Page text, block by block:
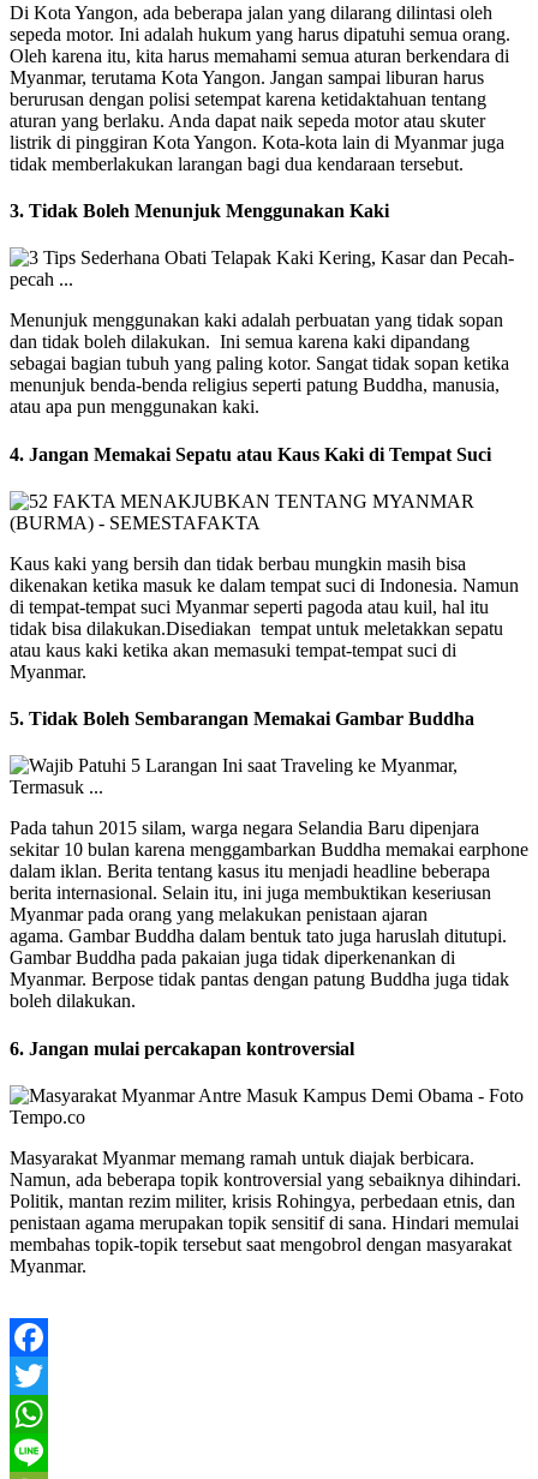
Di Kota Yangon, ada beberapa jalan yang dilarang dilintasi oleh
sepeda motor. Ini adalah hukum yang harus dipatuhi semua orang.
Oleh karena itu, kita harus memahami semua aturan berkendara di
Myanmar, terutama Kota Yangon. Jangan sampai liburan harus
berurusan dengan polisi setempat karena ketidaktahuan tentang
aturan yang berlaku. Anda dapat naik sepeda motor atau skuter
listrik di pinggiran Kota Yangon. Kota-kota lain di Myanmar juga
tidak memberlakukan larangan bagi dua kendaraan tersebut.
3. Tidak Boleh Menunjuk Menggunakan Kaki
Menunjuk menggunakan kaki adalah perbuatan yang tidak sopan
dan tidak boleh dilakukan. Ini semua karena kaki dipandang
sebagai bagian tubuh yang paling kotor. Sangat tidak sopan ketika
menunjuk benda-benda religius seperti patung Buddha, manusia,
atau apa pun menggunakan kaki.
4. Jangan Memakai Sepatu atau Kaus Kaki di Tempat Suci
Kaus kaki yang bersih dan tidak berbau mungkin masih bisa
dikenakan ketika masuk ke dalam tempat suci di Indonesia. Namun
di tempat-tempat suci Myanmar seperti pagoda atau kuil, hal itu
tidak bisa dilakukan.Disediakan tempat untuk meletakkan sepatu
atau kaus kaki ketika akan memasuki tempat-tempat suci di
Myanmar.
5. Tidak Boleh Sembarangan Memakai Gambar Buddha
Pada tahun 2015 silam, warga negara Selandia Baru dipenjara
sekitar 10 bulan karena menggambarkan Buddha memakai earphone
dalam iklan. Berita tentang kasus itu menjadi headline beberapa
berita internasional. Selain itu, ini juga membuktikan keseriusan
Myanmar pada orang yang melakukan penistaan ajaran
agama. Gambar Buddha dalam bentuk tato juga haruslah ditutupi.
Gambar Buddha pada pakaian juga tidak diperkenankan di
Myanmar. Berpose tidak pantas dengan patung Buddha juga tidak
boleh dilakukan.
6. Jangan mulai percakapan kontroversial
Masyarakat Myanmar memang ramah untuk diajak berbicara.
Namun, ada beberapa topik kontroversial yang sebaiknya dihindari.
Politik, mantan rezim militer, krisis Rohingya, perbedaan etnis, dan
penistaan agama merupakan topik sensitif di sana. Hindari memulai
membahas topik-topik tersebut saat mengobrol dengan masyarakat
Myanmar.
Facebook
Twitter
WhatsApp